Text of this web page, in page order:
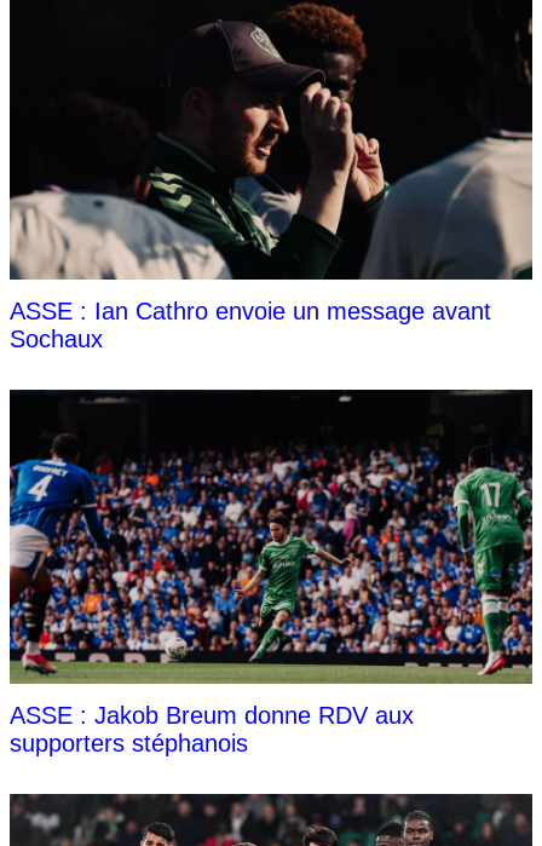
ASSE : Ian Cathro envoie un message avant
Sochaux
ASSE : Jakob Breum donne RDV aux
supporters stéphanois